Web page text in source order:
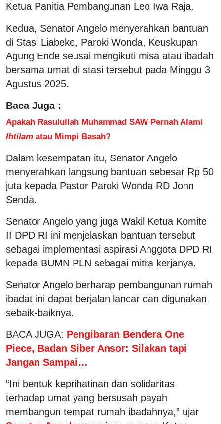
Ketua Panitia Pembangunan Leo Iwa Raja.
Kedua, Senator Angelo menyerahkan bantuan
di Stasi Liabeke, Paroki Wonda, Keuskupan
Agung Ende seusai mengikuti misa atau ibadah
bersama umat di stasi tersebut pada Minggu 3
Agustus 2025.
Baca Juga :
Apakah Rasulullah Muhammad SAW Pernah Alami
Ihtilam atau Mimpi Basah?
Dalam kesempatan itu, Senator Angelo
menyerahkan langsung bantuan sebesar Rp 50
juta kepada Pastor Paroki Wonda RD John
Senda.
Senator Angelo yang juga Wakil Ketua Komite
II DPD RI ini menjelaskan bantuan tersebut
sebagai implementasi aspirasi Anggota DPD RI
kepada BUMN PLN sebagai mitra kerjanya.
Senator Angelo berharap pembangunan rumah
ibadat ini dapat berjalan lancar dan digunakan
sebaik-baiknya.
BACA JUGA: Pengibaran Bendera One
Piece, Badan Siber Ansor: Silakan tapi
Jangan Sampai…
“Ini bentuk keprihatinan dan solidaritas
terhadap umat yang bersusah payah
membangun tempat rumah ibadahnya,” ujar